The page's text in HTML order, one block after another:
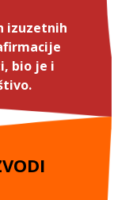
izuzetnih
bio je i